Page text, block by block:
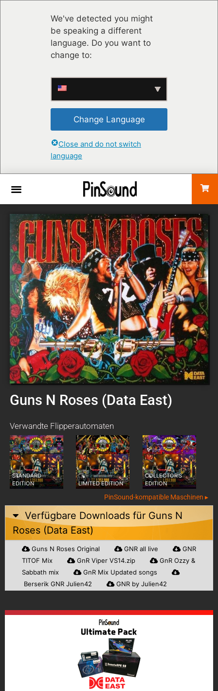
We've detected you might
be speaking a different
language. Do you want to
change to:
Change Language
Close and do not switch
language
Guns N Roses (Data East)
Verwandte Flipperautomaten
STANDARD
EDITION
LIMITED EDITION
COLLECTOR'S
EDITION
PinSound-kompatible Maschinen ▸
Verfügbare Downloads für Guns N
Roses (Data East)
Guns N Roses Original GNR all live
GNR
TITOF Mix
GnR Viper VS14.zip
GnR Ozzy &
Sabbath mix
GnR Mix Updated songs
Berserik GNR Julien42
GNR by Julien42